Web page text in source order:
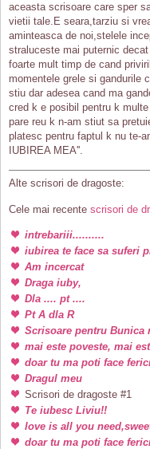
aceasta scrisoare care sper
vietii tale.E seara,tarziu si
aminteasca de noi,stelele
straluceste mai puternic
foarte mult timp de cand
momentele grele si gandurile
stiu dar adesea cand ma
cred k e posibil pentru k
pare reu k n-am stiut sa
platesc pentru faptul k nu te-
IUBIREA MEA''.
Alte scrisori de dragoste:
Cele mai recente scrisori de
intrebariii..........
iubirea te face sa suferi
Am incercat
Draga iuby,
Dla .... pt ....
Pt A dla R
Scrisoare pentru Bunica
mai este poveste, mai
doar tu ma poti face
Dragul meu
Scrisori de dragoste #1
Te iubesc Liviu!!
love is all you
doar tu ma poti face